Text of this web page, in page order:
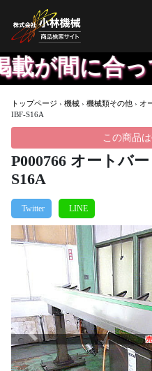
に合って
トップページ › 機械 › 機械類その他 › オ
IBF-S16A
この商品
P000766 オートバ
S16A
Previous